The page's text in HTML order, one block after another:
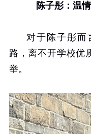
陈子彤：温
对于陈子彤而
路，离不开学校优
举。